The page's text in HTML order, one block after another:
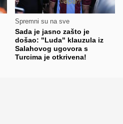
Spremni su na sve
Sada je jasno zašto je
došao: "Luda" klauzula iz
Salahovog ugovora s
Turcima je otkrivena!